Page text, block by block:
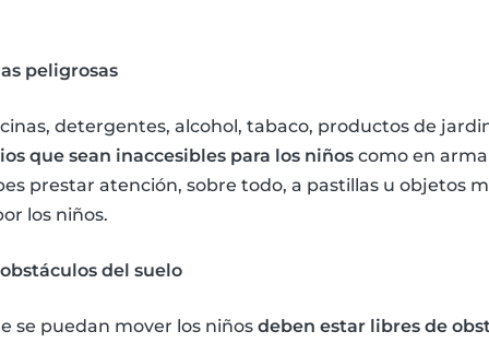
peligrosas
detergentes, alcohol, tabaco, productos de
que sean inaccesibles para los niños como en
prestar atención, sobre todo, a pastillas u objetos
los niños.
del suelo
se puedan mover los niños deben estar libres de